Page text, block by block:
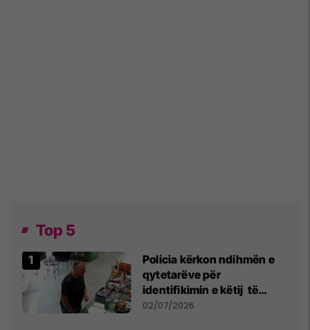
Top 5
Policia kërkon ndihmën e
qytetarëve për
identifikimin e këtij të
dyshuari
02/07/2026